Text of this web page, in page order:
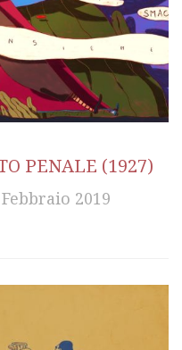
PENALE (1927)
2019